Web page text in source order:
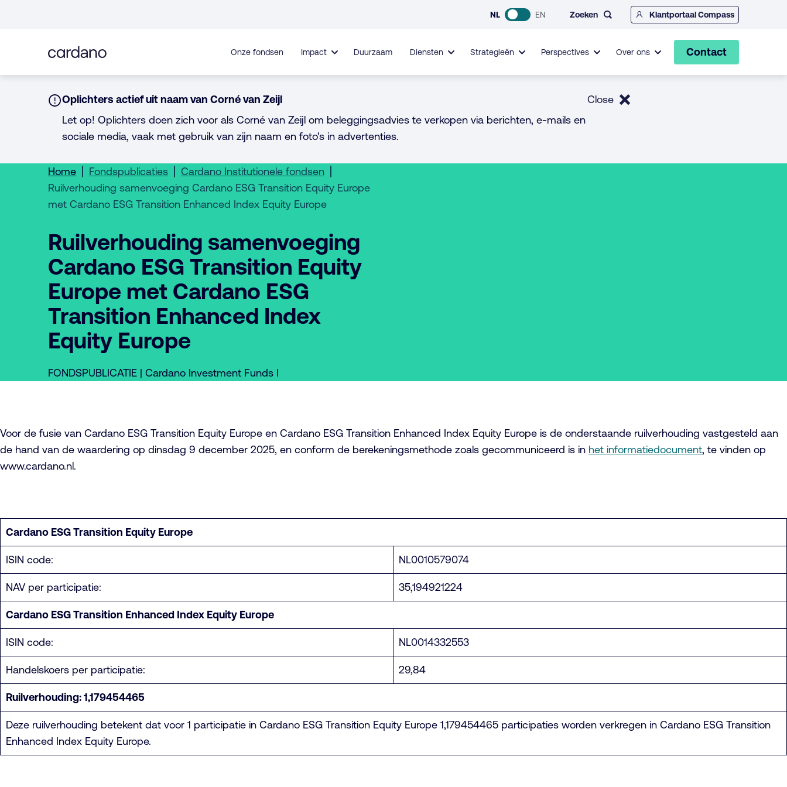
inhoud
NL EN Zoeken Klantportaal Compass
Onze fondsen Impact Duurzaam Diensten Strategieën Perspectives Over ons Contact
Notice:
Oplichters actief uit naam van Corné van Zeijl
Let op! Oplichters doen zich voor als Corné van Zeijl om beleggingsadvies te verkopen via berichten, e-mails en
sociale media, vaak met gebruik van zijn naam en foto's in advertenties.
Close
Home Fondspublicaties
Cardano Institutionele fondsen
Ruilverhouding samenvoeging Cardano ESG Transition Equity Europe
met Cardano ESG Transition Enhanced Index Equity Europe
Ruilverhouding samenvoeging
Cardano ESG Transition Equity
Europe met Cardano ESG
Transition Enhanced Index
Equity Europe
FONDSPUBLICATIE | Cardano Investment Funds I
Voor de fusie van Cardano ESG Transition Equity Europe en Cardano ESG Transition Enhanced Index Equity Europe is de onderstaande ruilverhouding vastgesteld aan
de hand van de waardering op dinsdag 9 december 2025, en conform de berekeningsmethode zoals gecommuniceerd is in het informatiedocument, te vinden op
www.cardano.nl.
Cardano ESG Transition Equity Europe
ISIN code: NL0010579074
NAV per participatie: 35,194921224
Cardano ESG Transition Enhanced Index Equity Europe
ISIN code: NL0014332553
Handelskoers per participatie: 29,84
Ruilverhouding: 1,179454465
Deze ruilverhouding betekent dat voor 1 participatie in Cardano ESG Transition Equity Europe 1,179454465 participaties worden verkregen in Cardano ESG Transition
Enhanced Index Equity Europe.